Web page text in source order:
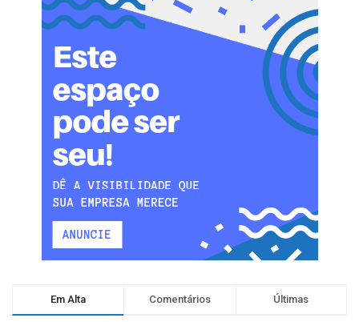
Em Alta Comentários Últimas